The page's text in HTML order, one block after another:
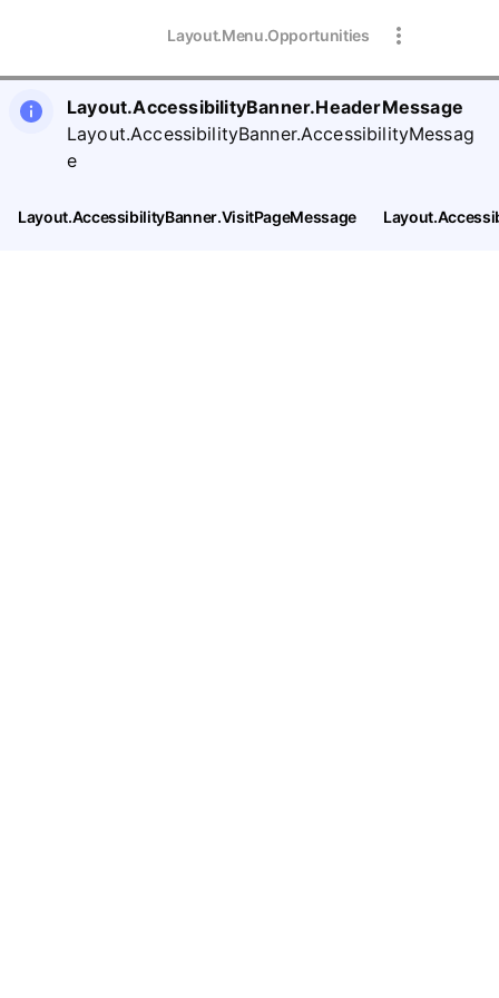
Layout.Menu.Opportunities
Layout.AccessibilityBanner.HeaderMessage
Layout.AccessibilityBanner.AccessibilityMessag
e
Layout.AccessibilityBanner.VisitPageMessage